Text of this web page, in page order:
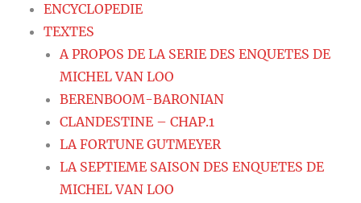
ENCYCLOPEDIE
TEXTES
A PROPOS DE LA SERIE DES ENQUETES DE
MICHEL VAN LOO
BERENBOOM-BARONIAN
CLANDESTINE – CHAP.1
LA FORTUNE GUTMEYER
LA SEPTIEME SAISON DES ENQUETES DE
MICHEL VAN LOO